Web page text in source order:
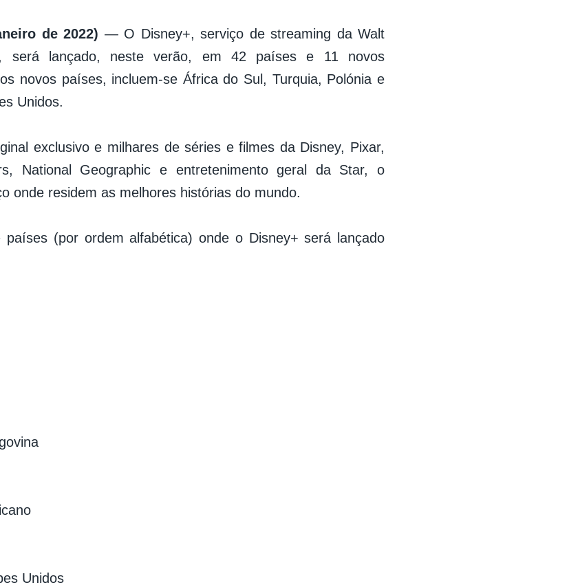
de 2022) — O Disney+, serviço de streaming da Walt
será lançado, neste verão, em 42 países e 11 novos
novos países, incluem-se África do Sul, Turquia, Polónia e
Unidos.
exclusivo e milhares de séries e filmes da Disney, Pixar,
National Geographic e entretenimento geral da Star, o
onde residem as melhores histórias do mundo.
países (por ordem alfabética) onde o Disney+ será lançado
Unidos